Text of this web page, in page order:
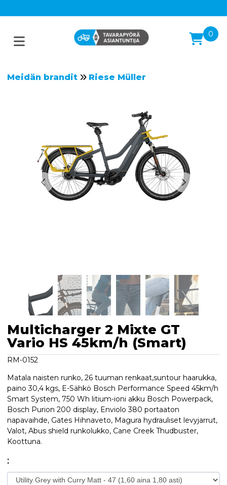
0
Meidän brandit Riese Müller
Multicharger 2 Mixte GT
Vario HS 45km/h (Smart)
RM-0152
Matala naisten runko, 26 tuuman renkaat,suntour haarukka,
paino 30,4 kgs, E-Sähkö Bosch Performance Speed 45km/h
Smart System, 750 Wh litium-ioni akku Bosch Powerpack,
Bosch Purion 200 display, Enviolo 380 portaaton
napavaihde, Gates Hihnaveto, Magura hydrauliset levyjarrut,
Valot, Abus shield runkolukko, Cane Creek Thudbuster,
Koottuna.
: